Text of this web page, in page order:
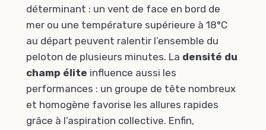
déterminant : un vent de face en bord de
mer ou une température supérieure à 18°C
au départ peuvent ralentir l’ensemble du
peloton de plusieurs minutes. La densité du
champ élite influence aussi les
performances : un groupe de tête nombreux
et homogène favorise les allures rapides
grâce à l’aspiration collective. Enfin,